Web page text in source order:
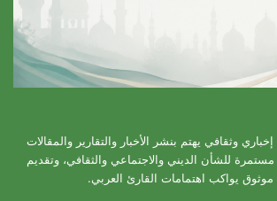
وثقافي يهتم بنشر الأخبار والتقارير والمقالات
مستمرة للشأن الديني والاجتماعي والثقافي، وتقديم
يواكب اهتمامات القارئ العربي.